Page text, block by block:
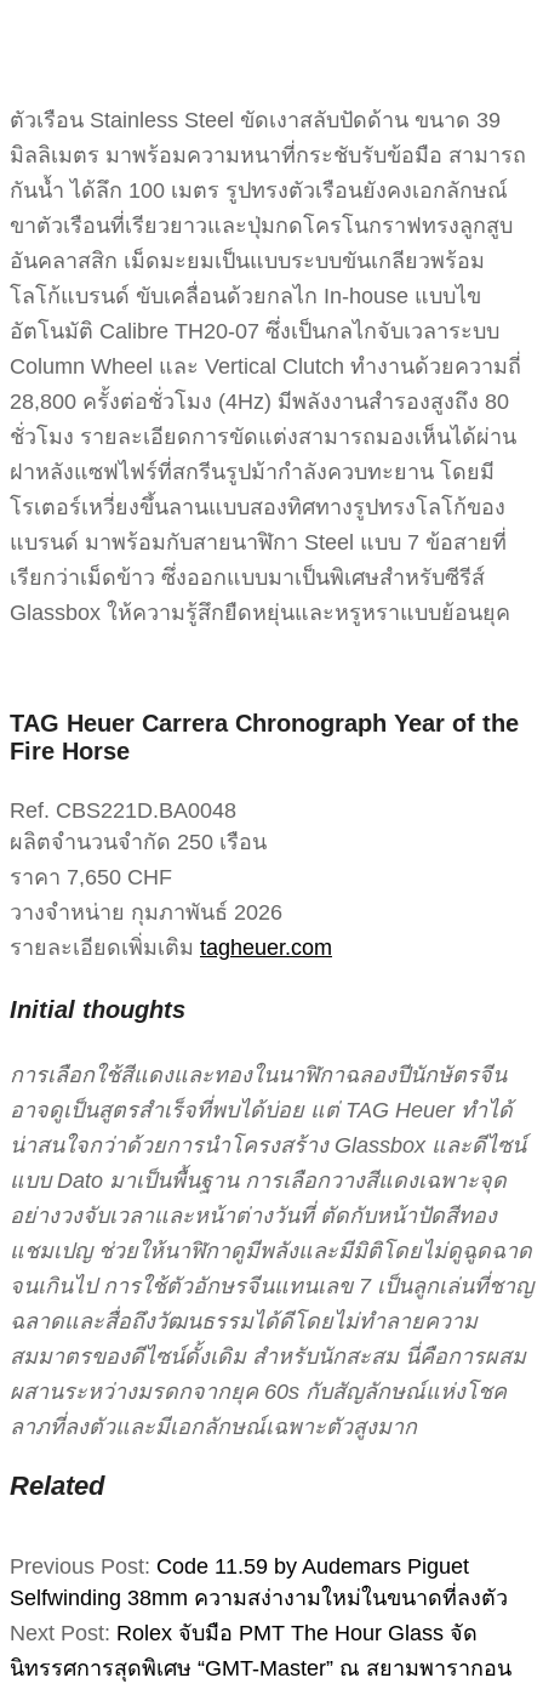
ตัวเรือน Stainless Steel ขัดเงาสลับปัดด้าน ขนาด 39
มิลลิเมตร มาพร้อมความหนาที่กระชับรับข้อมือ สามารถ
กันน้ำ ได้ลึก 100 เมตร รูปทรงตัวเรือนยังคงเอกลักษณ์
ขาตัวเรือนที่เรียวยาวและปุ่มกดโครโนกราฟทรงลูกสูบ
อันคลาสสิก เม็ดมะยมเป็นแบบระบบขันเกลียวพร้อม
โลโก้แบรนด์ ขับเคลื่อนด้วยกลไก In-house แบบไข
อัตโนมัติ Calibre TH20-07 ซึ่งเป็นกลไกจับเวลาระบบ
Column Wheel และ Vertical Clutch ทำงานด้วยความถี่
28,800 ครั้งต่อชั่วโมง (4Hz) มีพลังงานสำรองสูงถึง 80
ชั่วโมง รายละเอียดการขัดแต่งสามารถมองเห็นได้ผ่าน
ฝาหลังแซฟไฟร์ที่สกรีนรูปม้ากำลังควบทะยาน โดยมี
โรเตอร์เหวี่ยงขึ้นลานแบบสองทิศทางรูปทรงโลโก้ของ
แบรนด์ มาพร้อมกับสายนาฬิกา Steel แบบ 7 ข้อสายที่
เรียกว่าเม็ดข้าว ซึ่งออกแบบมาเป็นพิเศษสำหรับซีรีส์
Glassbox ให้ความรู้สึกยืดหยุ่นและหรูหราแบบย้อนยุค
TAG Heuer Carrera Chronograph Year of the
Fire Horse
Ref. CBS221D.BA0048
ผลิตจำนวนจำกัด 250 เรือน
ราคา 7,650 CHF
วางจำหน่าย กุมภาพันธ์ 2026
รายละเอียดเพิ่มเติม tagheuer.com
Initial thoughts
การเลือกใช้สีแดงและทองในนาฬิกาฉลองปีนักษัตรจีน
อาจดูเป็นสูตรสำเร็จที่พบได้บ่อย แต่ TAG Heuer ทำได้
น่าสนใจกว่าด้วยการนำโครงสร้าง Glassbox และดีไซน์
แบบ Dato มาเป็นพื้นฐาน การเลือกวางสีแดงเฉพาะจุด
อย่างวงจับเวลาและหน้าต่างวันที่ ตัดกับหน้าปัดสีทอง
แชมเปญ ช่วยให้นาฬิกาดูมีพลังและมีมิติโดยไม่ดูฉูดฉาด
จนเกินไป การใช้ตัวอักษรจีนแทนเลข 7 เป็นลูกเล่นที่ชาญ
ฉลาดและสื่อถึงวัฒนธรรมได้ดีโดยไม่ทำลายความ
สมมาตรของดีไซน์ดั้งเดิม สำหรับนักสะสม นี่คือการผสม
ผสานระหว่างมรดกจากยุค 60s กับสัญลักษณ์แห่งโชค
ลาภที่ลงตัวและมีเอกลักษณ์เฉพาะตัวสูงมาก
Related
2026-
02-
Previous Post: Code 11.59 by Audemars Piguet
Selfwinding 38mm ความสง่างามใหม่ในขนาดที่ลงตัว
Next Post: Rolex จับมือ PMT The Hour Glass จัด
นิทรรศการสุดพิเศษ “GMT-Master” ณ สยามพารากอน